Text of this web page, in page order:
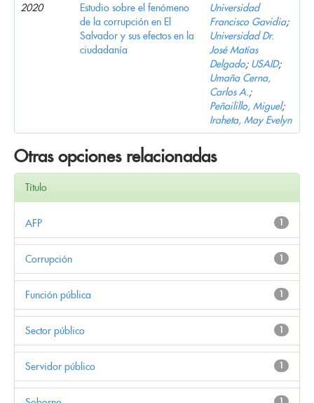
2020
Estudio sobre el fenómeno
de la corrupción en El
Salvador y sus efectos en la
ciudadanía
Universidad
Francisco Gavidia;
Universidad Dr.
José Matías
Delgado; USAID;
Umaña Cerna,
Carlos A.;
Peñailillo, Miguel;
Iraheta, May Evelyn
Otras opciones relacionadas
Título
1
AFP
1
Corrupción
1
Función pública
1
Sector público
1
Servidor público